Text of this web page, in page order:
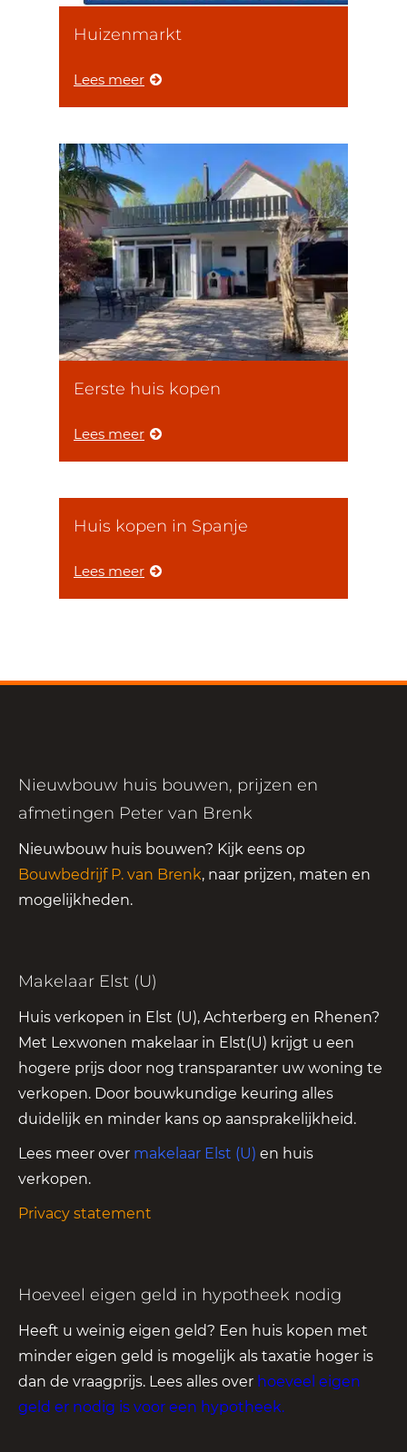
Huizenmarkt
Lees meer
Eerste huis kopen
Lees meer
Huis kopen in Spanje
Lees meer
Nieuwbouw huis bouwen, prijzen en
afmetingen Peter van Brenk
Nieuwbouw huis bouwen? Kijk eens op
Bouwbedrijf P. van Brenk, naar prijzen, maten en
mogelijkheden.
Makelaar Elst (U)
Huis verkopen in Elst (U), Achterberg en Rhenen?
Met Lexwonen makelaar in Elst(U) krijgt u een
hogere prijs door nog transparanter uw woning te
verkopen. Door bouwkundige keuring alles
duidelijk en minder kans op aansprakelijkheid.
Lees meer over makelaar Elst (U) en huis
verkopen.
Privacy statement
Hoeveel eigen geld in hypotheek nodig
Heeft u weinig eigen geld? Een huis kopen met
minder eigen geld is mogelijk als taxatie hoger is
dan de vraagprijs. Lees alles over hoeveel eigen
geld er nodig is voor een hypotheek.